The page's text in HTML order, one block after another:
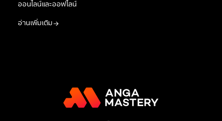
ออนไลน์และออฟไลน์
อ่านเพิ่มเติม